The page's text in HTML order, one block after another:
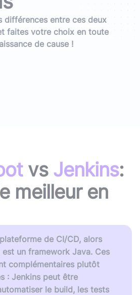
différences entre ces deux
faites votre choix en toute
de cause !
vs Jenkins:
meilleur en
de CI/CD, alors
un framework Java. Ces
complémentaires plutôt
: Jenkins peut être
le build, les tests